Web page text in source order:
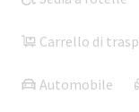
Carrello di
Automobile